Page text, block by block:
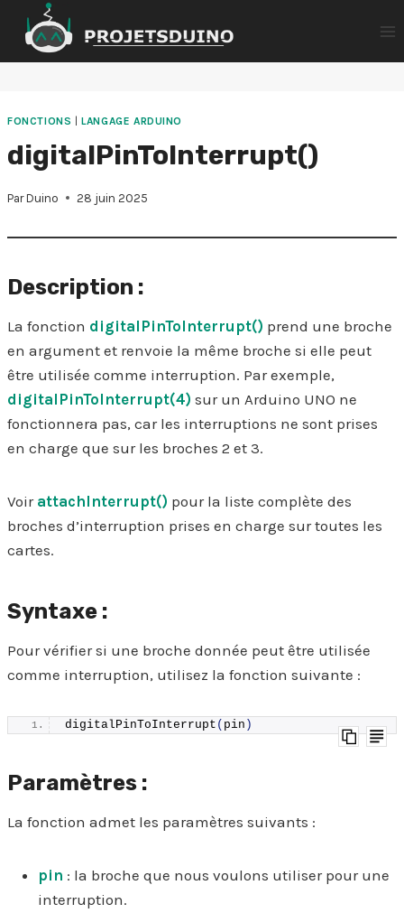
contenu
FONCTIONS |LANGAGE ARDUINO
digitalPinToInterrupt()
Par Duino 28 juin 2025
Description :
La fonction digitalPinToInterrupt() prend une broche
en argument et renvoie la même broche si elle peut
être utilisée comme interruption. Par exemple,
digitalPinToInterrupt(4) sur un Arduino UNO ne
fonctionnera pas, car les interruptions ne sont prises
en charge que sur les broches 2 et 3.
Voir attachInterrupt() pour la liste complète des
broches d’interruption prises en charge sur toutes les
cartes.
Syntaxe :
Pour vérifier si une broche donnée peut être utilisée
comme interruption, utilisez la fonction suivante :
digitalPinToInterrupt ( pin )
Paramètres :
La fonction admet les paramètres suivants :
pin : la broche que nous voulons utiliser pour une
interruption.